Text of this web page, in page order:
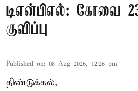
டிஎன்பிஎல்: கோவை
குவிப்பு
Published on: 08 Aug 2026, 12:26 pm
திண்டுக்கல்,